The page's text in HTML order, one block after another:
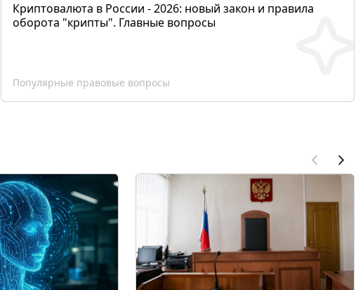
Криптовалюта в России - 2026: новый закон и правила
оборота "крипты". Главные вопросы
Популярные правовые вопросы